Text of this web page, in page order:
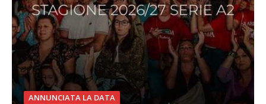
ANNUNCIATA LA DATA